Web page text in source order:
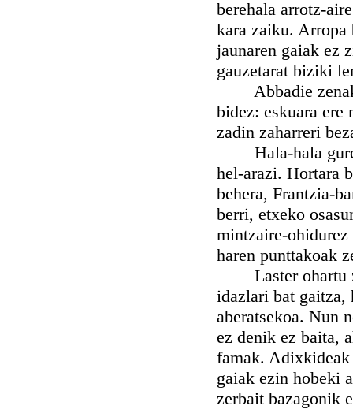
berehala arrotz-
kara zaiku. Arropa
jaunaren gaiak ez
gauzetarat biziki
Abbadie zenak
bidez: eskuara ere
zadin zaharreri
Hala-hala gure
hel-arazi. Hortara
behera, Frantzia-
berri, etxeko
mintzaire-
haren punttakoak
Laster ohartu
idazlari bat gaitza,
aberatsekoa. Nun
ez denik ez baita,
famak.
gaiak ezin hobeki
zerbait bazagonik